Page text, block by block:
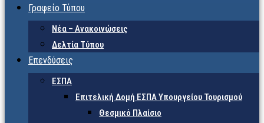
Γραφείο Τύπου
Νέα – Ανακοινώσεις
Δελτία Τύπου
Επενδύσεις
ΕΣΠΑ
Επιτελική Δομή ΕΣΠΑ Υπουργείου Τουρισμού
Θεσμικό Πλαίσιο